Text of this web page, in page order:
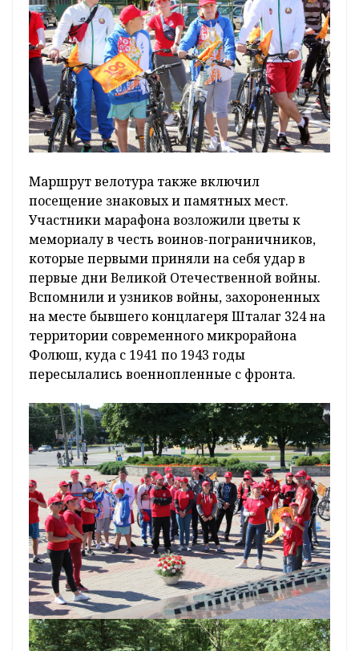
Маршрут велотура также включил
посещение знаковых и памятных мест.
Участники марафона возложили цветы к
мемориалу в честь воинов-пограничников,
которые первыми приняли на себя удар в
первые дни Великой Отечественной войны.
Вспомнили и узников войны, захороненных
на месте бывшего концлагеря Шталаг 324 на
территории современного микрорайона
Фолюш, куда с 1941 по 1943 годы
пересылались военнопленные с фронта.